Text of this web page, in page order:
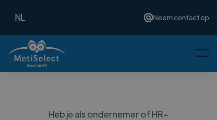
NL Neem contact op
Heb je als ondernemer of HR-